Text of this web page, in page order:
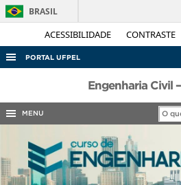
ACESSIBILIDADE CONTRASTE
BRASIL
PORTAL UFPEL
ACESSO À INFORMAÇÃO
AUDITORIA
CONCURSOS
EDITAIS
Engenharia Civil
MENU